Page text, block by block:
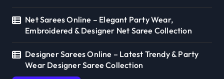
Net Sarees Online – Elegant Party Wear,
Embroidered & Designer Net Saree Collection
Designer Sarees Online – Latest Trendy & Party
Wear Designer Saree Collection